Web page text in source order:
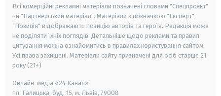
Всі комерційні рекламні матеріали позначені словами "Спецпроєкт"
чи "Партнерський матеріал". Матеріали з позначкою "Експерт",
"Позиція" відображають позицію авторів та героїв. Редакція може
не поділяти їхніх поглядів. Детальніше щодо реклами та правил
цитування можна ознайомитись в правилах користування сайтом.
Усі права захищені. Матеріали сайту призначені для осіб старше 21
року (21+)
Онлайн-медіа «24 Канал»
пл. Галицька, буд. 15, м. Львів, 79008